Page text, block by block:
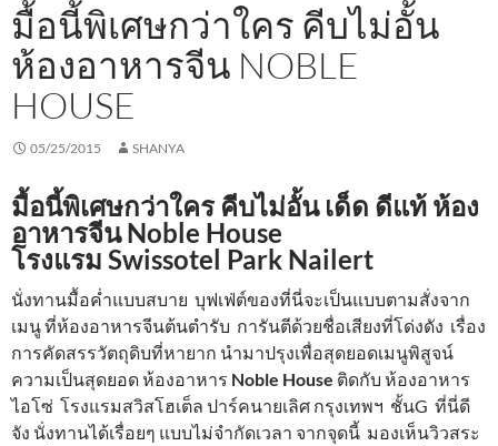
มื้อนี้พิเศษกว่าใคร คีบไม่อั้น
ห้องอาหารจีน NOBLE
HOUSE
05/25/2015 SHANYA
มื้อนี้พิเศษกว่าใคร คีบไม่อั้น เด็ด ดีแท้ ห้อง
อาหารจีน Noble House
โรงแรม Swissotel Park Nailert
นั่งทานมื้อค่ำแบบสบาย บุฟเฟ่ต์ของที่นี่จะเป็นแบบตามสั่งจาก
เมนู ที่ห้องอาหารจีนต้นตำรับ การันตีด้วยชื่อเสียงที่โด่งดัง เรื่อง
การคัดสรรวัตถุดิบที่หายาก นำมาปรุงเพื่อสุดยอดเมนูพิสูจน์
ความเป็นสุดยอด ห้องอาหาร Noble House ติดกับ ห้องอาหาร
ไอโซ่ โรงแรมสวิสโฮเต็ล ปาร์คนายเลิศ กรุงเทพฯ ชั้นG ที่นี่ดี
จัง นั่งทานได้เรื่อยๆ แบบไม่จำกัดเวลา จากจุดนี้ มองเห็นวิวสระ